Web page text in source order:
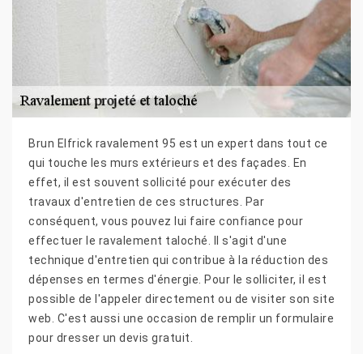
Brun Elfrick ravalement 95 est un expert dans tout ce
qui touche les murs extérieurs et des façades. En
effet, il est souvent sollicité pour exécuter des
travaux d'entretien de ces structures. Par
conséquent, vous pouvez lui faire confiance pour
effectuer le ravalement taloché. Il s'agit d'une
technique d'entretien qui contribue à la réduction des
dépenses en termes d'énergie. Pour le solliciter, il est
possible de l'appeler directement ou de visiter son site
web. C'est aussi une occasion de remplir un formulaire
pour dresser un devis gratuit.